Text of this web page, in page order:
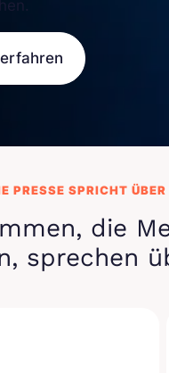
PRESSE SPRICHT ÜBER
die
sprechen